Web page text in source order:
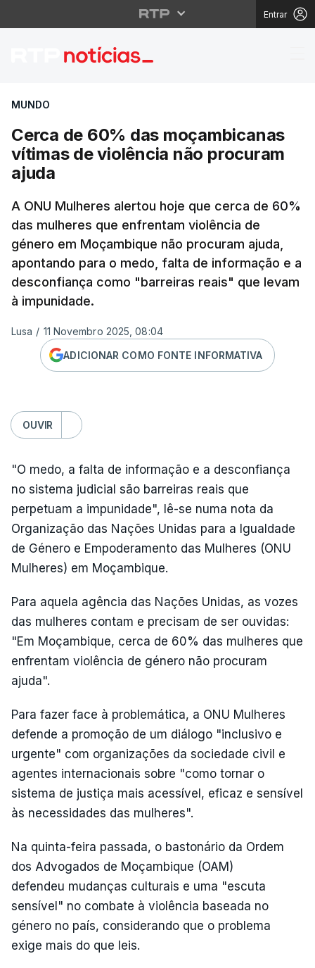
Entrar
Cerca de 60% das
MUNDO
Cerca de 60% das moçambicanas
vítimas de violência não procuram
ajuda
A ONU Mulheres alertou hoje que cerca de 60%
das mulheres que enfrentam violência de
género em Moçambique não procuram ajuda,
apontando para o medo, falta de informação e a
desconfiança como "barreiras reais" que levam
à impunidade.
Lusa / 11 Novembro 2025, 08:04
ADICIONAR COMO FONTE INFORMATIVA
OUVIR
"O medo, a falta de informação e a desconfiança
no sistema judicial são barreiras reais que
perpetuam a impunidade", lê-se numa nota da
Organização das Nações Unidas para a Igualdade
de Género e Empoderamento das Mulheres (ONU
Mulheres) em Moçambique.
Para aquela agência das Nações Unidas, as vozes
das mulheres contam e precisam de ser ouvidas:
"Em Moçambique, cerca de 60% das mulheres que
enfrentam violência de género não procuram
ajuda".
Para fazer face à problemática, a ONU Mulheres
defende a promoção de um diálogo "inclusivo e
urgente" com organizações da sociedade civil e
agentes internacionais sobre "como tornar o
sistema de justiça mais acessível, eficaz e sensível
às necessidades das mulheres".
Na quinta-feira passada, o bastonário da Ordem
dos Advogados de Moçambique (OAM)
defendeu mudanças culturais e uma "escuta
sensível" no combate à violência baseada no
género no país, considerando que o problema
exige mais do que leis.